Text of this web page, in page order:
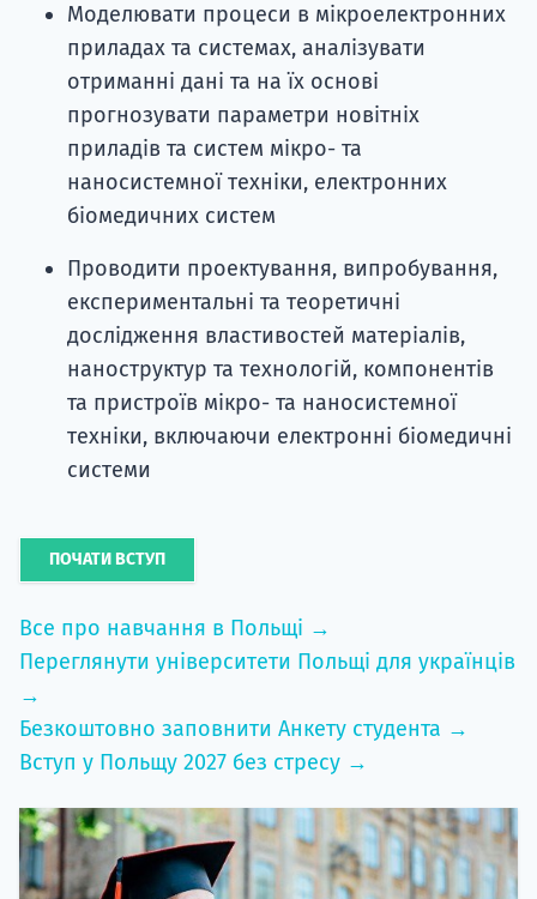
Моделювати процеси в мікроелектронних
приладах та системах, аналізувати
отриманні дані та на їх основі
прогнозувати параметри новітніх
приладів та систем мікро- та
наносистемної техніки, електронних
біомедичних систем
Проводити проектування, випробування,
експериментальні та теоретичні
дослідження властивостей матеріалів,
наноструктур та технологій, компонентів
та пристроїв мікро- та наносистемної
техніки, включаючи електронні біомедичні
системи
ПОЧАТИ ВСТУП
Все про навчання в Польщі →
Переглянути університети Польщі для українців
→
Безкоштовно заповнити Анкету студента →
Вступ у Польщу 2027 без стресу →